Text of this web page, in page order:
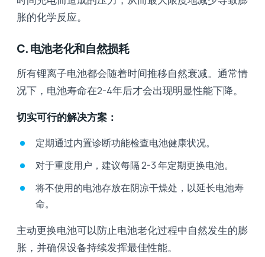
胀的化学反应。
C. 电池老化和自然损耗
所有锂离子电池都会随着时间推移自然衰减。通常情
况下，电池寿命在2-4年后才会出现明显性能下降。
切实可行的解决方案：
定期通过内置诊断功能检查电池健康状况。
对于重度用户，建议每隔 2-3 年定期更换电池。
将不使用的电池存放在阴凉干燥处，以延长电池寿
命。
主动更换电池可以防止电池老化过程中自然发生的膨
胀，并确保设备持续发挥最佳性能。